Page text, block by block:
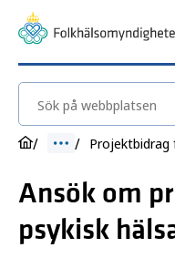
Sök på webbplatsen
Ansök om
psykisk